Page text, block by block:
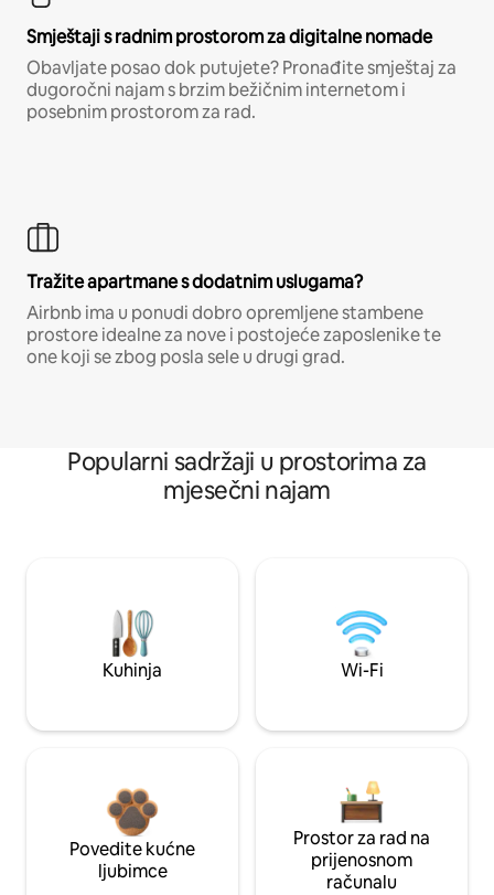
Smještaji s radnim prostorom za digitalne nomade
Obavljate posao dok putujete? Pronađite smještaj za
dugoročni najam s brzim bežičnim internetom i
posebnim prostorom za rad.
Tražite apartmane s dodatnim uslugama?
Airbnb ima u ponudi dobro opremljene stambene
prostore idealne za nove i postojeće zaposlenike te
one koji se zbog posla sele u drugi grad.
Popularni sadržaji u prostorima za
mjesečni najam
Kuhinja Wi-Fi
Povedite kućne
ljubimce
Prostor za rad na
prijenosnom
računalu